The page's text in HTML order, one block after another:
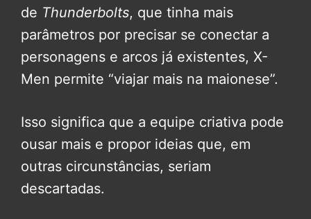
de Thunderbolts, que tinha mais
parâmetros por precisar se conectar a
personagens e arcos já existentes, X-
Men permite “viajar mais na maionese”.
Isso significa que a equipe criativa pode
ousar mais e propor ideias que, em
outras circunstâncias, seriam
descartadas.